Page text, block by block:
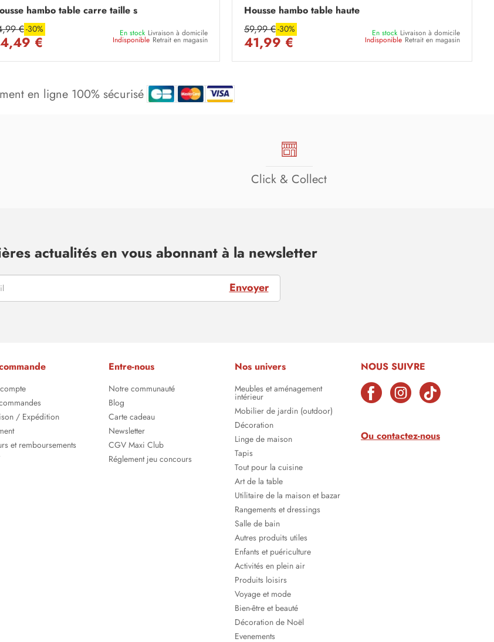
hambo table carre taille s
€-30%
€
En stock Livraison à domicile
Indisponible Retrait en magasin
Housse hambo table haute
59,99 €-30%
41,99 €
En stock Livraison à domicile
Indisponible Retrait en magasin
en ligne 100% sécurisé
Click & Collect
actualités en vous abonnant à la newsletter
Envoyer
/ Expédition
et remboursements
Entre-nous
Notre communauté
Blog
Carte cadeau
Newsletter
CGV Maxi Club
Réglement jeu concours
Nos univers
Meubles et aménagement
intérieur
Mobilier de jardin (outdoor)
Décoration
Linge de maison
Tapis
Tout pour la cuisine
Art de la table
Utilitaire de la maison et bazar
Rangements et dressings
Salle de bain
Autres produits utiles
Enfants et puériculture
Activités en plein air
Produits loisirs
Voyage et mode
Bien-être et beauté
Décoration de Noël
Evenements
NOUS SUIVRE
Ou contactez-nous